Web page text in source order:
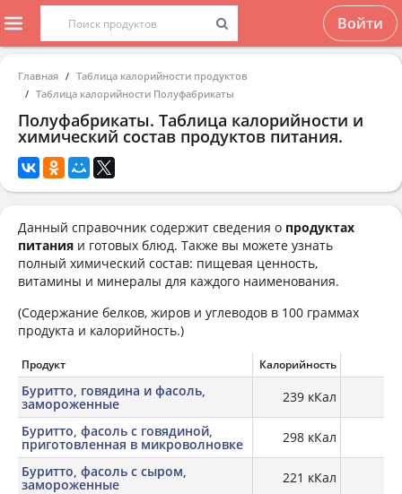
Войти
Главная
Таблица калорийности продуктов
Таблица калорийности Полуфабрикаты
Полуфабрикаты. Таблица калорийности и
химический состав продуктов питания.
Данный справочник содержит сведения о продуктах
питания и готовых блюд. Также вы можете узнать
полный химический состав: пищевая ценность,
витамины и минералы для каждого наименования.
(Содержание белков, жиров и углеводов в 100 граммах
продукта и калорийность.)
Продукт Калорийность
Буритто, говядина и фасоль,
замороженные 239 кКал
Буритто, фасоль с говядиной,
приготовленная в микроволновке 298 кКал
Буритто, фасоль с сыром,
замороженные 221 кКал